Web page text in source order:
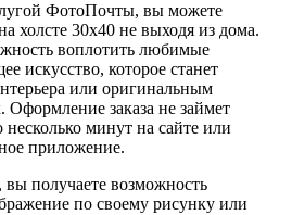
ФотоПочты, вы можете
холсте 30х40 не выходя из дома.
воплотить любимые
искусство, которое станет
или оригинальным
Оформление заказа не займет
минут на сайте или
приложение.
получаете возможность
по своему рисунку или